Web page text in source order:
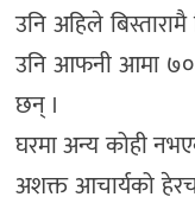
उनि अहिले
उनि आफनी आमा ७०
छन् ।
घरमा अन्य कोही
अशक्त आचार्यको